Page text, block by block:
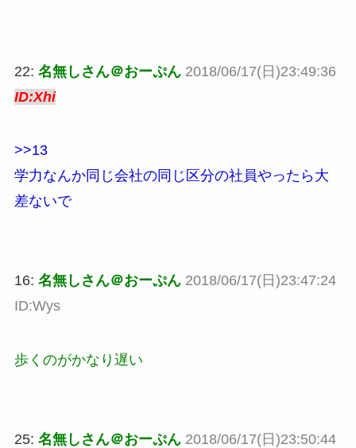
22: 名無しさん＠おーぷん 2018/06/17(日)23:49:36
ID:Xhi
>>13
学力なんか同じ会社の同じ区分の社員やったら大
差ないで
16: 名無しさん＠おーぷん 2018/06/17(日)23:47:24
ID:Wys
歩くのがかなり遅い
25: 名無しさん＠おーぷん 2018/06/17(日)23:50:44